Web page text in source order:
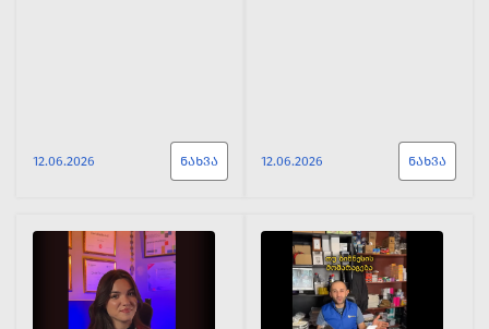
12.06.2026 ᲜᲐᲮᲕᲐ 12.06.2026 ᲜᲐᲮᲕᲐ